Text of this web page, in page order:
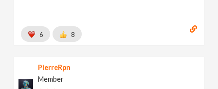
6 8
PierreRpn
Member